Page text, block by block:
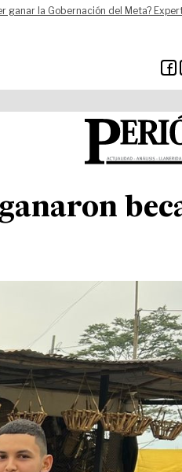
ganar la Gobernación del Meta?